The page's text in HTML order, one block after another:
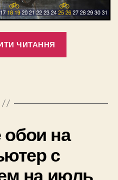
ЧИТАННЯ
с
на
август
на
с
на июль